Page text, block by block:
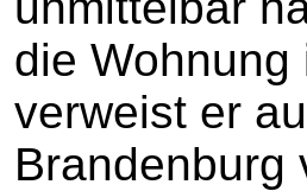
die
verweist er
Brandenburg